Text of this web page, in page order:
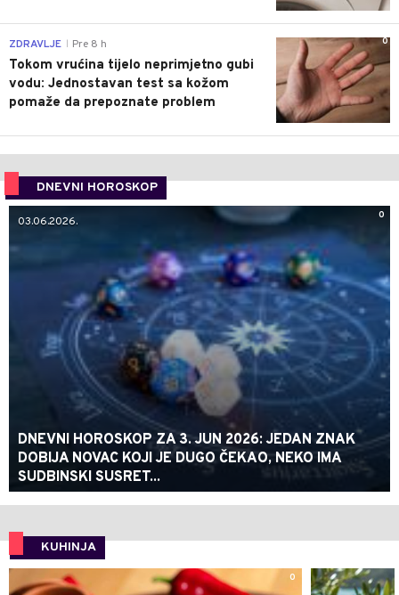
0
ZDRAVLJE Pre 8 h
Tokom vrućina tijelo neprimjetno gubi
vodu: Jednostavan test sa kožom
pomaže da prepoznate problem
DNEVNI HOROSKOP
0
03.06.2026.
DNEVNI HOROSKOP ZA 3. JUN 2026: JEDAN ZNAK
DOBIJA NOVAC KOJI JE DUGO ČEKAO, NEKO IMA
SUDBINSKI SUSRET...
KUHINJA
0